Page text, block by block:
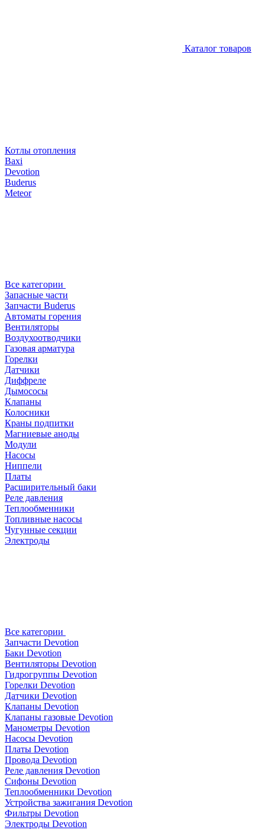
Каталог товаров
Котлы отопления
Baxi
Devotion
Buderus
Meteor
Все категории
Запасные части
Запчасти Buderus
Автоматы горения
Вентиляторы
Воздухоотводчики
Газовая арматура
Горелки
Датчики
Диффреле
Дымососы
Клапаны
Колосники
Краны подпитки
Магниевые аноды
Модули
Насосы
Ниппели
Платы
Расширительный баки
Реле давления
Теплообменники
Топливные насосы
Чугунные секции
Электроды
Все категории
Запчасти Devotion
Баки Devotion
Вентиляторы Devotion
Гидрогруппы Devotion
Горелки Devotion
Датчики Devotion
Клапаны Devotion
Клапаны газовые Devotion
Манометры Devotion
Насосы Devotion
Платы Devotion
Провода Devotion
Реле давления Devotion
Сифоны Devotion
Теплообменники Devotion
Устройства зажигания Devotion
Фильтры Devotion
Электроды Devotion